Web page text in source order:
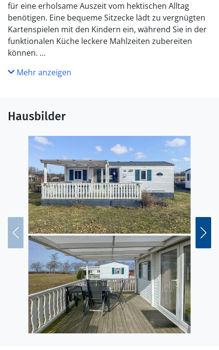
für eine erholsame Auszeit vom hektischen Alltag
benötigen. Eine bequeme Sitzecke lädt zu vergnügten
Kartenspielen mit den Kindern ein, während Sie in der
funktionalen Küche leckere Mahlzeiten zubereiten
können.
Frühstücken Sie bei warmem Wetter auf der Terrasse
die Kinder den Spielplatz für sich entdecken, und
verbringen Sie die Abende bei einem gemütlichen
Grillessen.
Der Strand liegt direkt vor Ihrer Haustür und lädt zu
ruhigen Badestunden im flachen Wasser des
Kalmarsunds ein. Im nahen Stadtzentrum von
Färjestaden finden nette Restaurants, Geschäfte und
verschiedene Unterhaltungsangebote. Erkunden Sie
zudem das UNESCO-Welterbe Südöland mit seinen
weiten Alvar-Landschaften, Windmühlen und
Gutshöfen oder besuchen Sie das nahegelegene
Schloss Borgholm und die königliche Sommerresidenz
Solliden.
Mehr anzeigen
Hausbilder